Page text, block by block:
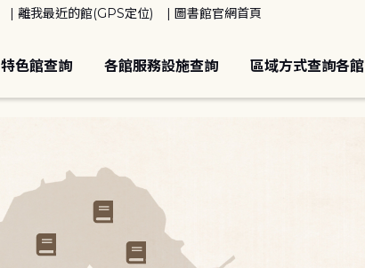
離我最近的館(GPS定位) 圖書館官網首頁
特色館查詢 各館服務設施查詢 區域方式查詢各館